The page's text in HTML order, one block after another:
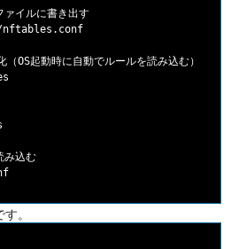
イルに書き出す
起動時に自動でルールを読み込む）
み込む
。